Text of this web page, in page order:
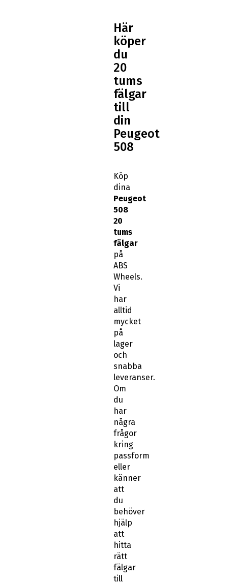
Här
köper
du
20
tums
fälgar
till
din
Peugeot
508
Köp
dina
Peugeot
508
20
tums
fälgar
på
ABS
Wheels.
Vi
har
alltid
mycket
på
lager
och
snabba
leveranser.
Om
du
har
några
frågor
kring
passform
eller
känner
att
du
behöver
hjälp
att
hitta
rätt
fälgar
till